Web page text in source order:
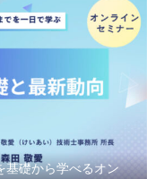
基礎から学べるオン